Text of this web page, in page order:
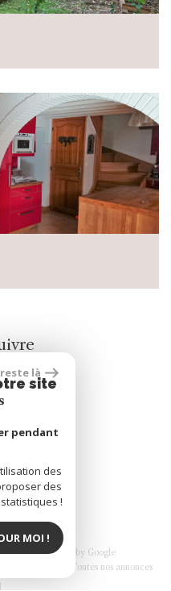
powered by Google
Toutes nos annonces
là
site
pendant
des
des
!
MOI !